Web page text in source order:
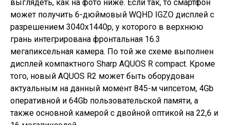
выглядеть, как на фото ниже. Если так, то смартфон
может получить 6-дюймовый WQHD IGZO дисплей с
разрешением 3040x1440p, у которого в верхнюю
грань интегрирована фронтальная 16.3
мегапиксельная камера. По той же схеме выполнен
дисплей компактного Sharp AQUOS R compact. Кроме
того, новый AQUOS R2 может быть оборудован
актуальным на данный момент 845-м чипсетом, 4Gb
оперативной и 64Gb пользовательской памяти, а
также основной камерой с двойной оптикой на 22,6 и